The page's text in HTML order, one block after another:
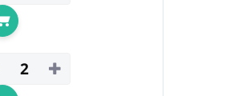
Do košíka
+